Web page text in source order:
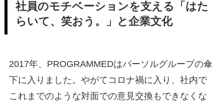
社員のモチベーションを支える「はた
らいて、笑おう。」と企業文化
2017年、PROGRAMMEDはパーソルグループの傘
下に入りました。やがてコロナ禍に入り、社内で
これまでのような対面での意見交換もできなくな